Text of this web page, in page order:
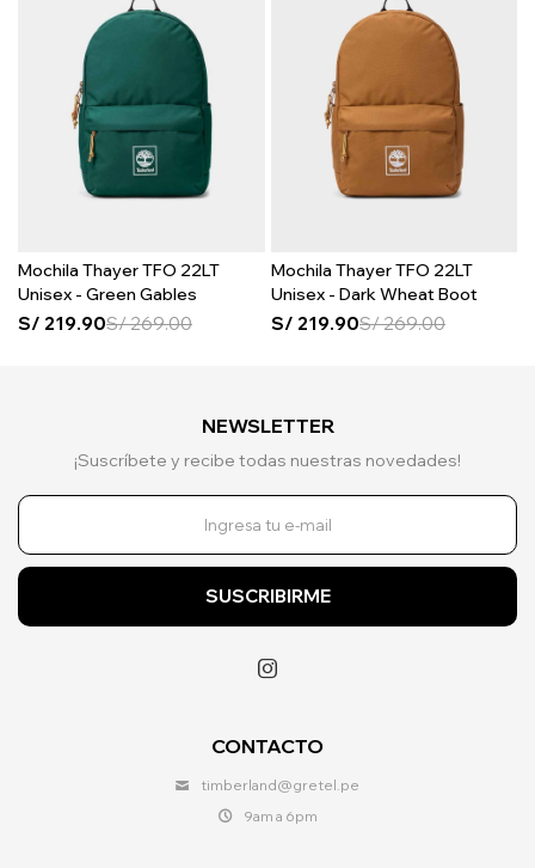
Mochila Thayer TFO 22LT
Unisex - Green Gables
S/ 219.90S/269.00
Mochila Thayer TFO 22LT
Unisex - Dark Wheat Boot
S/ 219.90S/269.00
CONTACTO
timberland@gretel.pe
9am a 6pm
NEWSLETTER
¡Suscríbete y recibe todas nuestras novedades!
SUSCRIBIRME
